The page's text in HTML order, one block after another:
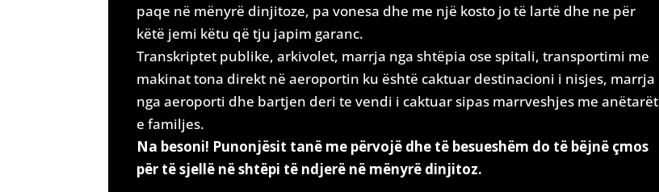
paqe në mënyrë dinjitoze, pa vonesa dhe me një kosto jo të lartë dhe ne për
këtë jemi këtu që tju japim garanc.
Transkriptet publike, arkivolet, marrja nga shtëpia ose spitali, transportimi me
makinat tona direkt në aeroportin ku është caktuar destinacioni i nisjes, marrja
nga aeroporti dhe bartjen deri te vendi i caktuar sipas marrveshjes me anëtarët
e familjes.
Na besoni! Punonjësit tanë me përvojë dhe të besueshëm do të bëjnë çmos
për të sjellë në shtëpi të ndjerë në mënyrë dinjitoz.